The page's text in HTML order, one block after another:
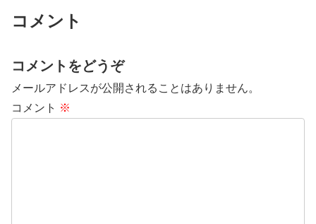
コメント
コメントをどうぞ
メールアドレスが公開されることはありません。
コメント ※